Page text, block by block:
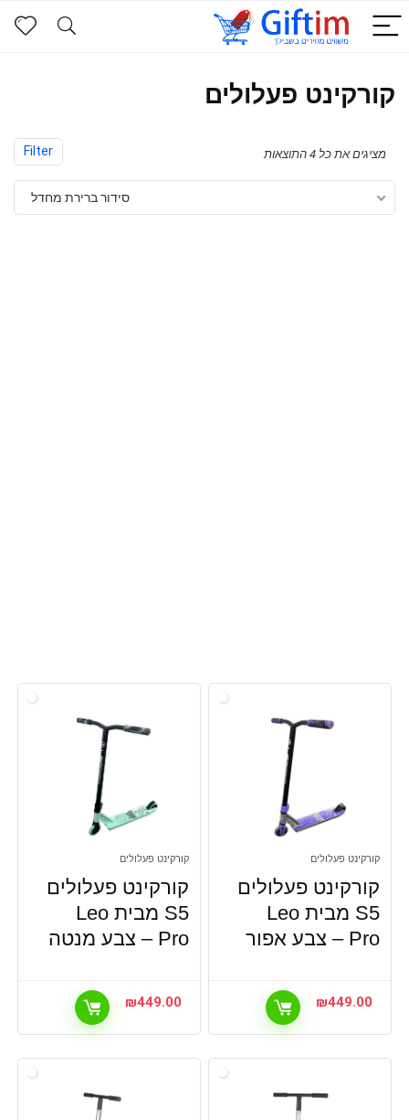
קורקינט פעלולים
Filter מציגים את כל ⁦4⁩ התוצאות
סידור ברירת מחדל
קורקינט פעלולים
קורקינט פעלולים
S5 מבית Leo
Pro – צבע אפור
₪449.00
קורקינט פעלולים
קורקינט פעלולים
S5 מבית Leo
Pro – צבע מנטה
₪449.00